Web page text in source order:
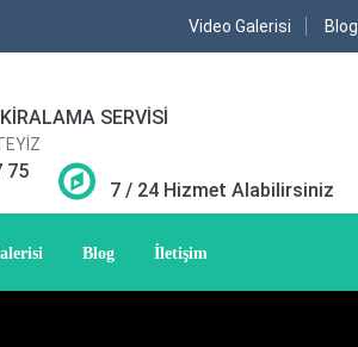
Video Galerisi Blog
SERVİSİ
75
7 / 24 Hizmet Alabilirsiniz
Blog İletişim